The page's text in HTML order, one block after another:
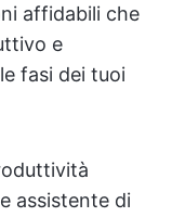
affidabili che
e
fasi dei tuoi
assistente di